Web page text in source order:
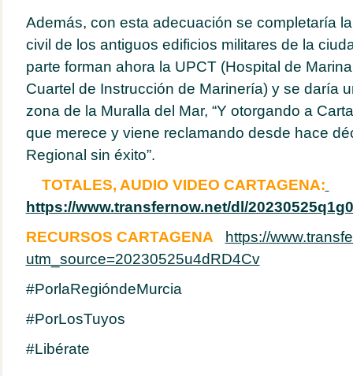
Además, con esta adecuación se completaría
civil de los antiguos edificios militares de la
parte forman ahora la UPCT (Hospital de
Cuartel de Instrucción de Marinería) y se daría
zona de la Muralla del Mar, “Y otorgando a
que merece y viene reclamando desde hace
Regional sin éxito”.
TOTALES, AUDIO VIDEO CARTAGENA:
https://www.transfernow.net/dl/
RECURSOS CARTAGENA
https://
utm_source=20230525u4dRD4Cv
#PorlaRegióndeMurcia
#PorLosTuyos
#Libérate